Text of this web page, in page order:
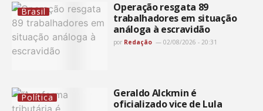
Brasil
Operação resgata 89
trabalhadores em situação
análoga à escravidão
por Redação 02/08/2026 - 20:31
Política
Geraldo Alckmin é
oficializado vice de Lula